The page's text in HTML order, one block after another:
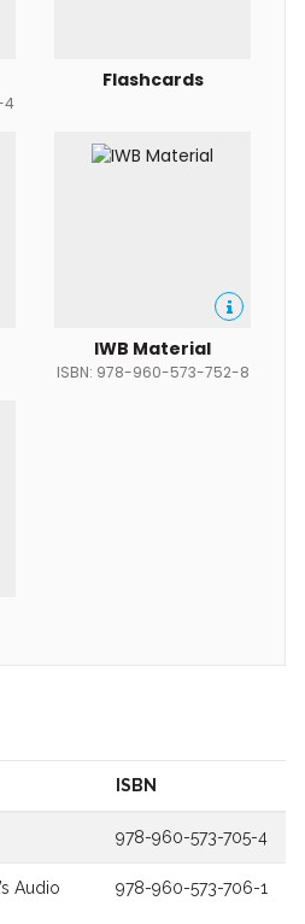
4
Flashcards
IWB Material
ISBN: 978-960-573-752-8
ISBN
978-960-573-705-4
Audio
978-960-573-706-1